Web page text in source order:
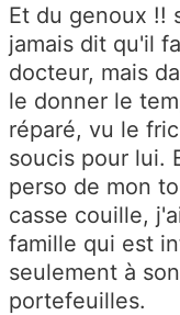
Et du genoux !!
jamais dit qu'il
docteur, mais
le donner le
réparé, vu le
soucis pour lui.
perso de mon
casse couille,
famille qui est
seulement à
portefeuilles.